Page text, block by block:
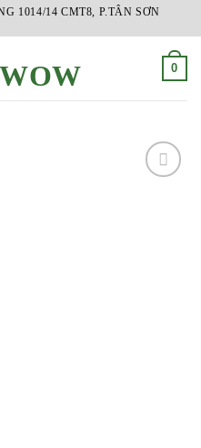
1014/14 CMT8, P.TÂN SƠN
0